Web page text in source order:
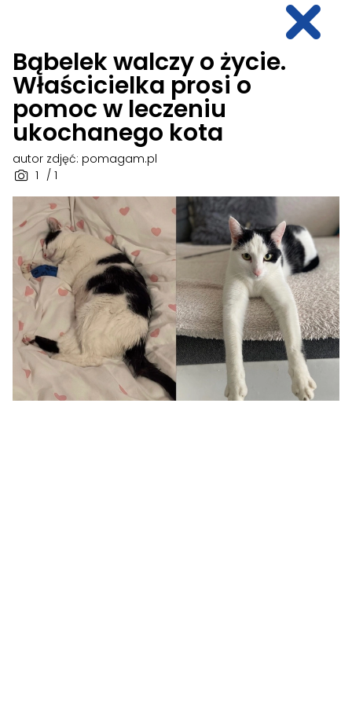
Bąbelek walczy o życie.
Właścicielka prosi o
pomoc w leczeniu
ukochanego kota
1 / 1
autor zdjęć: pomagam.pl